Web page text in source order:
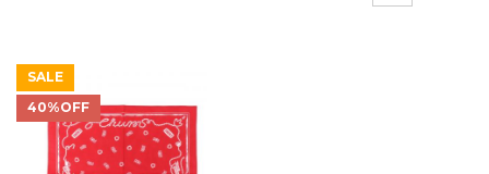
SALE
40%OFF